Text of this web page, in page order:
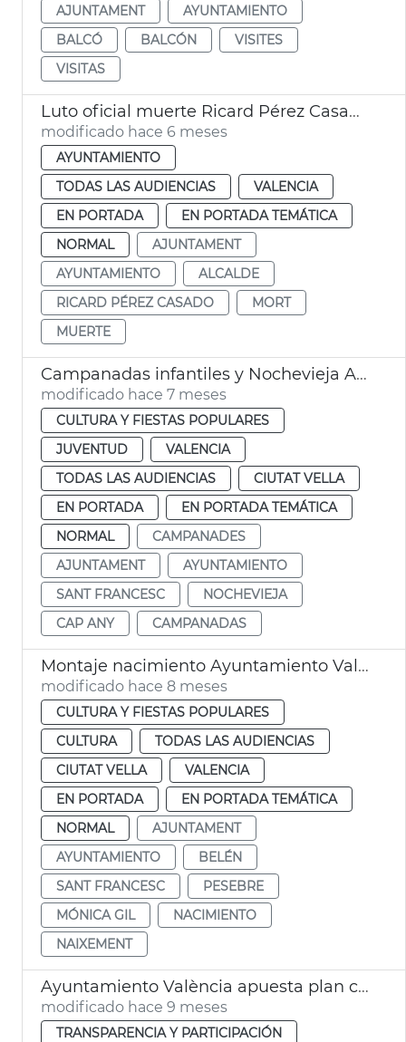
AJUNTAMENT
AYUNTAMIENTO
BALCÓ
BALCÓN
VISITES
VISITAS
Luto oficial muerte Ricard Pérez Casado, exalcalde de València
modificado hace 6 meses
AYUNTAMIENTO
TODAS LAS AUDIENCIAS
VALENCIA
EN PORTADA
EN PORTADA TEMÁTICA
NORMAL
AJUNTAMENT
AYUNTAMIENTO
ALCALDE
RICARD PÉREZ CASADO
MORT
MUERTE
Campanadas infantiles y Nochevieja Ayuntamiento València
modificado hace 7 meses
CULTURA Y FIESTAS POPULARES
JUVENTUD
VALENCIA
TODAS LAS AUDIENCIAS
CIUTAT VELLA
EN PORTADA
EN PORTADA TEMÁTICA
NORMAL
CAMPANADES
AJUNTAMENT
AYUNTAMIENTO
SANT FRANCESC
NOCHEVIEJA
CAP ANY
CAMPANADAS
Montaje nacimiento Ayuntamiento València
modificado hace 8 meses
CULTURA Y FIESTAS POPULARES
CULTURA
TODAS LAS AUDIENCIAS
CIUTAT VELLA
VALENCIA
EN PORTADA
EN PORTADA TEMÁTICA
NORMAL
AJUNTAMENT
AYUNTAMIENTO
BELÉN
SANT FRANCESC
PESEBRE
MÓNICA GIL
NACIMIENTO
NAIXEMENT
Ayuntamiento València apuesta plan comunicación clara
modificado hace 9 meses
TRANSPARENCIA Y PARTICIPACIÓN